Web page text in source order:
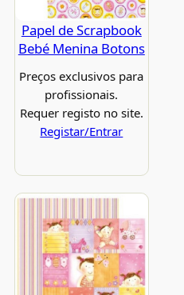
Papel de Scrapbook
Bebé Menina Botons
Preços exclusivos para
profissionais.
Requer registo no site.
Registar/Entrar